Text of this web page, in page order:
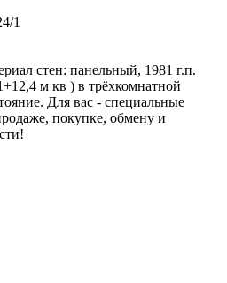
1
стен: панельный, 1981 г.п.
м кв ) в трёхкомнатной
Для вас - специальные
покупке, обмену и